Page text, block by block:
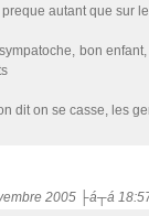
autant que sur
bon
dit on se casse, les
2005 ├á┬á